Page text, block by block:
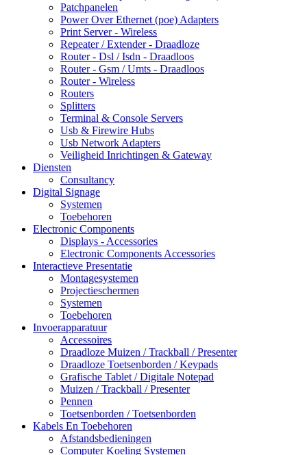
Patchpanelen
Power Over Ethernet (poe) Adapters
Print Server - Wireless
Repeater / Extender - Draadloze
Router - Dsl / Isdn - Draadloos
Router - Gsm / Umts - Draadloos
Router - Wireless
Routers
Splitters
Terminal & Console Servers
Usb & Firewire Hubs
Usb Network Adapters
Veiligheid Inrichtingen & Gateway
Diensten
Consultancy
Digital Signage
Systemen
Toebehoren
Electronic Components
Displays - Accessories
Electronic Components Accessories
Interactieve Presentatie
Montagesystemen
Projectieschermen
Systemen
Toebehoren
Invoerapparatuur
Accessoires
Draadloze Muizen / Trackball / Presenter
Draadloze Toetsenborden / Keypads
Grafische Tablet / Digitale Notepad
Muizen / Trackball / Presenter
Pennen
Toetsenborden / Toetsenborden
Kabels En Toebehoren
Afstandsbedieningen
Computer Koeling Systemen